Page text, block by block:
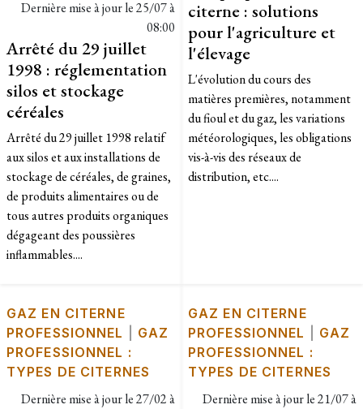
Dernière mise à jour le25/07 à
08:00
Arrêté du 29 juillet
1998 : réglementation
silos et stockage
céréales
Arrêté du 29 juillet 1998 relatif
aux silos et aux installations de
stockage de céréales, de graines,
de produits alimentaires ou de
tous autres produits organiques
dégageant des poussières
inflammables....
citerne : solutions
pour l'agriculture et
l'élevage
L'évolution du cours des
matières premières, notamment
du fioul et du gaz, les variations
météorologiques, les obligations
vis-à-vis des réseaux de
distribution, etc....
GAZ EN CITERNE
PROFESSIONNEL
GAZ
PROFESSIONNEL :
TYPES DE CITERNES
Dernière mise à jour le27/02 à
GAZ EN CITERNE
PROFESSIONNEL
GAZ
PROFESSIONNEL :
TYPES DE CITERNES
Dernière mise à jour le21/07 à